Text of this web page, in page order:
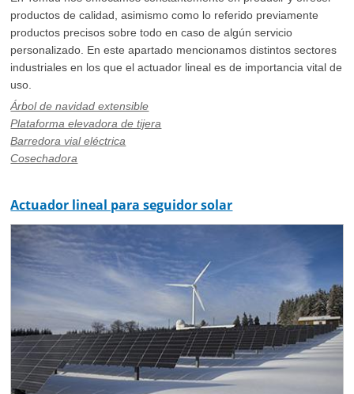
productos de calidad, asimismo como lo referido previamente
productos precisos sobre todo en caso de algún servicio
personalizado. En este apartado mencionamos distintos sectores
industriales en los que el actuador lineal es de importancia vital de
uso.
Árbol de navidad extensible
Plataforma elevadora de tijera
Barredora vial eléctrica
Cosechadora
Actuador lineal para seguidor solar